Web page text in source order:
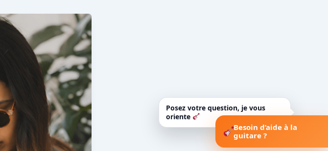
Posez votre question, je vous
oriente
Besoin d’aide à la
guitare ?